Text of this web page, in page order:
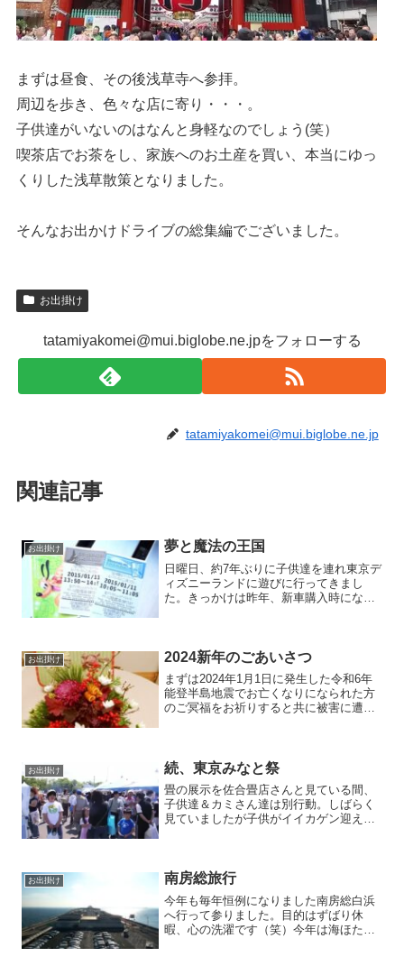
まずは昼食、その後浅草寺へ参拝。
周辺を歩き、色々な店に寄り・・・。
子供達がいないのはなんと身軽なのでしょう(笑）
喫茶店でお茶をし、家族へのお土産を買い、本当にゆっ
くりした浅草散策となりました。
そんなお出かけドライブの総集編でございました。
お出掛け
tatamiyakomei@mui.biglobe.ne.jpをフォローする
tatamiyakomei@mui.biglobe.ne.jp
関連記事
お出掛け 夢と魔法の王国
日曜日、約7年ぶりに子供達を連れ東京デ
ィズニーランドに遊びに行ってきまし
た。きっかけは昨年、新車購入時になん
に久しぶりですので1日存...
お出掛け 2024新年のごあいさつ
まずは2024年1月1日に発生した令和6年
能登半島地震でお亡くなりになられた方
のご冥福をお祈りすると共に被害に遭わ
す。改めて新年明けま...
お出掛け 続、東京みなと祭
畳の展示を佐合畳店さんと見ている間、
子供達＆カミさん達は別行動。しばらく
見ていましたが子供がイイカゲン迎えに
ジへ。帆船 日本丸 ...
お出掛け 南房総旅行
今年も毎年恒例になりました南房総白浜
へ行って参りました。目的はずばり休
暇、心の洗濯です（笑）今年は海ほたる